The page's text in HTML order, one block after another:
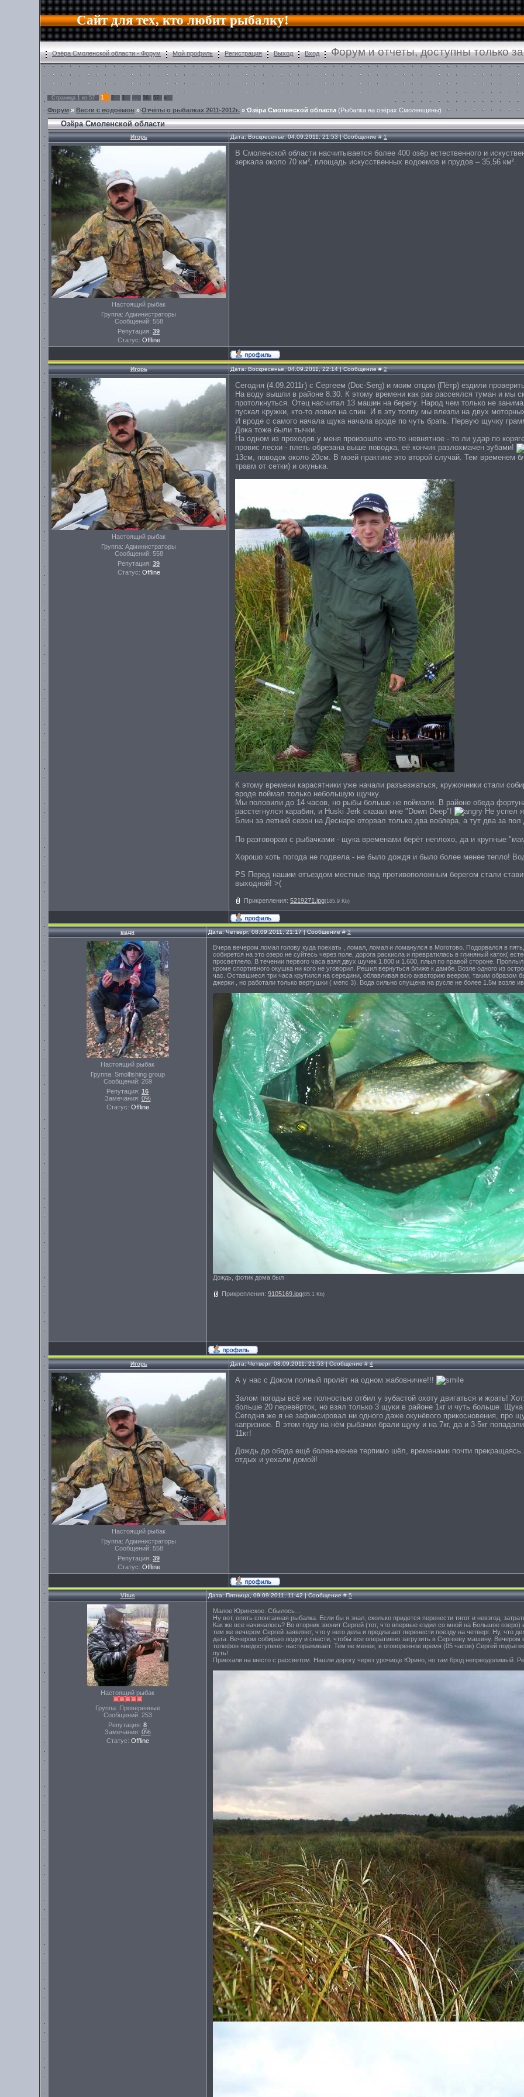
Сайт для тех, кто любит рыбалку!
Озёра Смоленской области - Форум Мой профиль Регистрация Выход Вход Форум и отчеты, доступны только
Страница 1 из 57 1 2 3 … 56 57 »
Форум» Вести с водоёмов »Отчёты о рыбалках 2011-2012г. »Озёра Смоленской области (Рыбалка на озёрах Смоленщины)
Озёра Смоленской области
Игорь Дата: Воскресенье, 04.09.2011, 21:53 | Сообщение #1
Настоящий рыбак
Группа: Администраторы
Сообщений: 558
Репутация: 39
Статус: Offline
В Смоленской области насчитывается более 400 озёр естественного и
зеркала около 70 км², площадь искусственных водоемов и прудов – 35,56 км².
Игорь Дата: Воскресенье, 04.09.2011, 22:14 | Сообщение #2
Настоящий рыбак
Группа: Администраторы
Сообщений: 558
Репутация: 39
Статус: Offline
Сегодня (4.09.2011г) с Сергеем (Doc-Serg) и моим отцом (Пётр) ездили
На воду вышли в районе 8.30. К этому времени как раз рассеялся туман и мы
протолкнуться. Отец насчитал 13 машин на берегу. Народ чем только не
пускал кружки, кто-то ловил на спин. И в эту толпу мы влезли на двух
И вроде с самого начала щука начала вроде по чуть брать. Первую щучку
Дока тоже были тычки.
На одном из проходов у меня произошло что-то невнятное - то ли удар по
провис лески - плеть обрезана выше поводка, её кончик разлохмачен зубами!
13см, поводок около 20см. В моей практике это второй случай. Тем временем
травм от сетки) и окунька.
К этому времени карасятники уже начали разъезжаться, кружочники стали
вроде поймал только небольшую щучку.
Мы половили до 14 часов, но рыбы больше не поймали. В районе обеда
расстегнулся карабин, и Huski Jerk сказал мне "Down Deep"!
Не успел
Блин за летний сезон на Деснаре оторвал только два воблера, а тут два за пол
По разговорам с рыбачками - щука временами берёт неплохо, да и крупные
Хорошо хоть погода не подвела - не было дождя и было более менее тепло!
PS Перед нашим отъездом местные под противоположным берегом стали
выходной! >(
Прикрепления: 5219271.jpg(185.9 Kb)
вадя Дата: Четверг, 08.09.2011, 21:17 | Сообщение #3
Настоящий рыбак
Группа: Smolfishing group
Сообщений: 269
Репутация: 16
Замечания: 0%
Статус: Offline
Вчера вечером ломал голову куда поехать , ломал, ломал и ломанулся в Моготово. Подорвался в
собирется на это озеро не суйтесь через поле, дорога раскисла и превратилась в глиняный каток(
просветлело. В течении первого часа взял двух шучек 1.800 и 1.600, плыл по правой стороне.
кроме спортивного окушка ни кого не уговорил. Решил вернуться ближе к дамбе. Возле одного из
час. Оставшиеся три часа крутился на середини, облавливая всю акваторию веером, таким образом
джерки , но работали только вертушки ( мепс 3). Вода сильно спущена на русле не более 1.5м возле
Дождь, фотик дома был
Прикрепления: 9105169.jpg(85.1 Kb)
Игорь Дата: Четверг, 08.09.2011, 21:53 | Сообщение #4
Настоящий рыбак
Группа: Администраторы
Сообщений: 558
Репутация: 39
Статус: Offline
А у нас с Доком полный пролёт на одном жабовничке!!!
Залом погоды всё же полностью отбил у зубастой охоту двигаться и жрать!
больше 20 перевёрток, но взял только 3 щуки в районе 1кг и чуть больше.
Сегодня же я не зафиксировал ни одного даже окунёвого прикосновения, про
капризное. В этом году на нём рыбачки брали щуку и на 7кг, да и 3-5кг
11кг!
Дождь до обеда ещё более-менее терпимо шёл, временами почти
отдых и уехали домой!
Vitus Дата: Пятница, 09.09.2011, 11:42 | Сообщение #5
Настоящий рыбак
Группа: Проверенные
Сообщений: 253
Репутация: 8
Замечания: 0%
Статус: Offline
Малое Юринское. Сбылось…
Ну вот, опять спонтанная рыбалка. Если бы я знал, сколько придется перенести тягот и невзгод,
Как же все начиналось? Во вторник звонит Сергей (тот, что впервые ездил со мной на Большое
тем же вечером Сергей заявляет, что у него дела и предлагает перенести поезду на четверг. Ну, что
дата. Вечером собираю лодку и снасти, чтобы все оперативно загрузить в Сергееву машину.
телефон «недоступен»- настораживает. Тем не менее, в оговоренное время (05 часов) Сергей
путь!
Приехали на место с рассветом. Нашли дорогу через урочище Юрино, но там брод непреодолимый.